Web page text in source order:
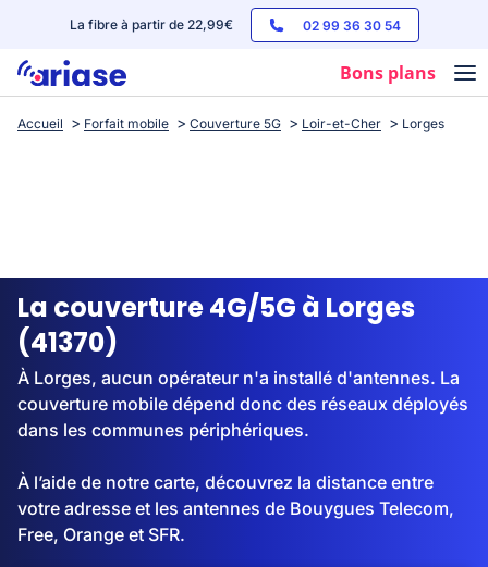
La fibre à partir de 22,99€ 02 99 36 30 54
Bons plans
Box internet
Streaming
Accueil Forfait mobile Couverture 5G Loir-et-Cher Lorges
La couverture 4G/5G à Lorges
(41370)
À Lorges, aucun opérateur n'a installé d'antennes. La
couverture mobile dépend donc des réseaux déployés
dans les communes périphériques.
À l’aide de notre carte, découvrez la distance entre
votre adresse et les antennes de Bouygues Telecom,
Free, Orange et SFR.